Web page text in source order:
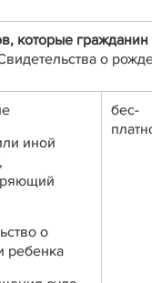
которые гражданин
о
иной
о
ребенка
бес-
платно